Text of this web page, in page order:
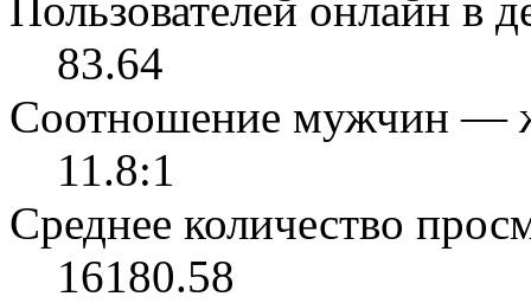
83.64
Соотношение мужчин —
11.8:1
Среднее количество
16180.58